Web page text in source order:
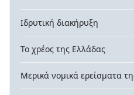
Ιδρυτική διακήρυξη
Το χρέος της Ελλάδας
Μερικά νομικά ερείσματα